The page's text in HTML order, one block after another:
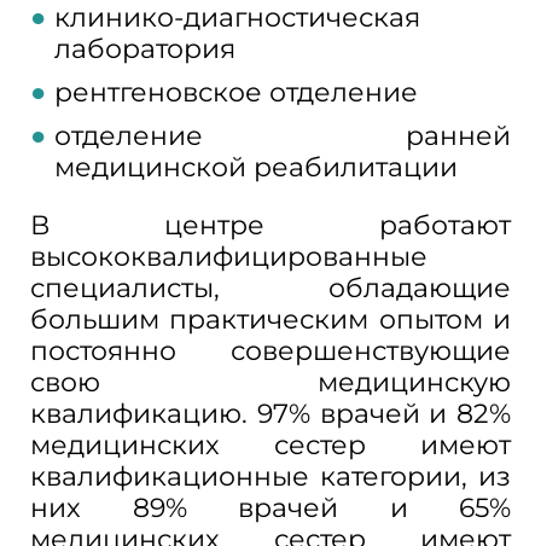
клинико-диагностическая
лаборатория
рентгеновское отделение
отделение ранней
медицинской реабилитации
В центре работают
высококвалифицированные
специалисты, обладающие
большим практическим опытом и
постоянно совершенствующие
свою медицинскую
квалификацию. 97% врачей и 82%
медицинских сестер имеют
квалификационные категории, из
них 89% врачей и 65%